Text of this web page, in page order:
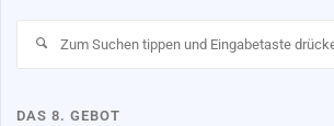
DAS 8. GEBOT